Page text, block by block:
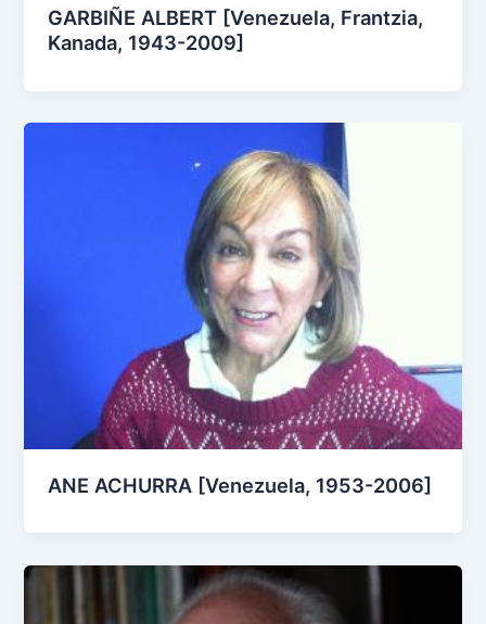
GARBIÑE ALBERT [Venezuela, Frantzia,
Kanada, 1943-2009]
ANE ACHURRA [Venezuela, 1953-2006]